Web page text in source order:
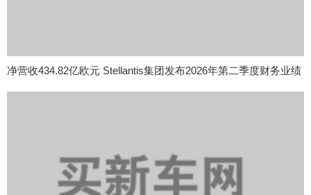
净营收434.82亿欧元 Stellantis集团发布2026年第二季度财务业绩